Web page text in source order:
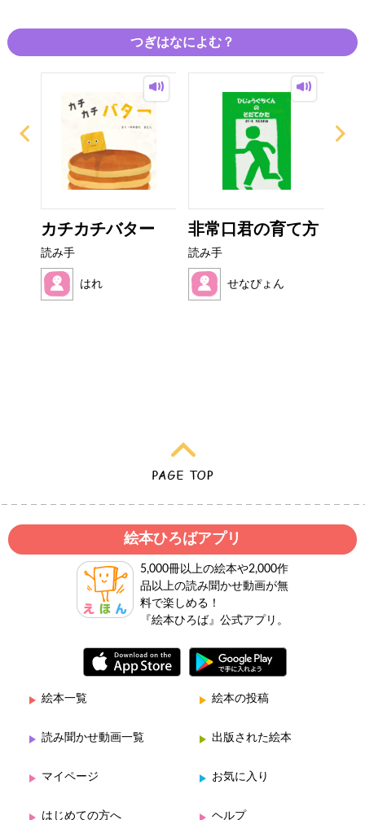
つぎはなによむ？
カチカチバター
読み手
はれ
非常口君の育て方
読み手
せなぴょん
絵本ひろばアプリ
5,000冊以上の絵本や2,000作
品以上の読み聞かせ動画が無
料で楽しめる！
『絵本ひろば』公式アプリ。
絵本一覧 絵本の投稿
読み聞かせ動画一覧 出版された絵本
マイページ お気に入り
はじめての方へ ヘルプ